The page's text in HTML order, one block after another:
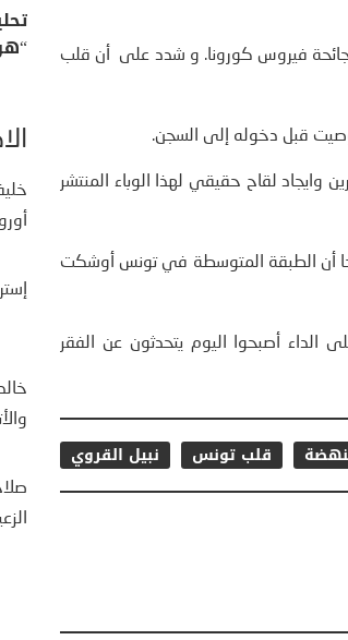
جائحة فيروس كورونا. و شدد على أن قلب
قبل دخوله إلى السجن.
وايجاد لقاح حقيقي لهذا الوباء المنتشر
أن الطبقة المتوسطة في تونس أوشكت
أصبحوا اليوم يتحدثون عن الفقر
قلب تونس نبيل القروي